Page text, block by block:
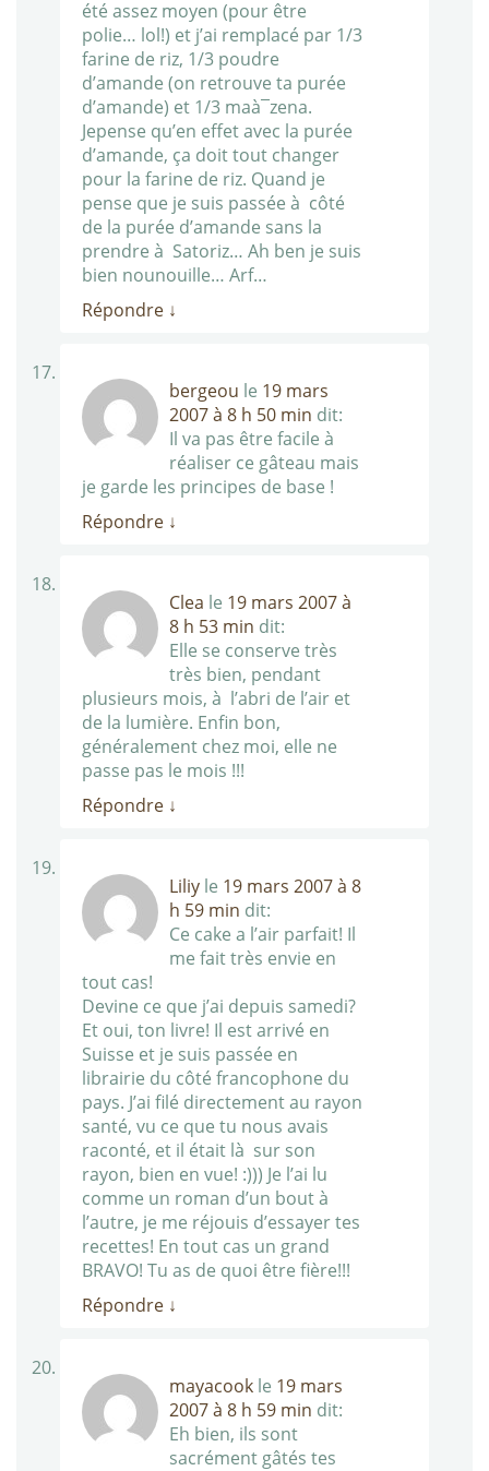
été assez moyen (pour être
polie… lol!) et j’ai remplacé par 1/3
farine de riz, 1/3 poudre
d’amande (on retrouve ta purée
d’amande) et 1/3 maà¯zena.
Jepense qu’en effet avec la purée
d’amande, ça doit tout changer
pour la farine de riz. Quand je
pense que je suis passée à côté
de la purée d’amande sans la
prendre à Satoriz… Ah ben je suis
bien nounouille… Arf…
Répondre ↓
bergeou le 19 mars
2007 à 8 h 50 min dit:
Il va pas être facile à
réaliser ce gâteau mais
je garde les principes de base !
Répondre ↓
Clea le 19 mars 2007 à
8 h 53 min dit:
Elle se conserve très
très bien, pendant
plusieurs mois, à l’abri de l’air et
de la lumière. Enfin bon,
généralement chez moi, elle ne
passe pas le mois !!!
Répondre ↓
Liliy le 19 mars 2007 à 8
h 59 min dit:
Ce cake a l’air parfait! Il
me fait très envie en
tout cas!
Devine ce que j’ai depuis samedi?
Et oui, ton livre! Il est arrivé en
Suisse et je suis passée en
librairie du côté francophone du
pays. J’ai filé directement au rayon
santé, vu ce que tu nous avais
raconté, et il était là sur son
rayon, bien en vue! :))) Je l’ai lu
comme un roman d’un bout à
l’autre, je me réjouis d’essayer tes
recettes! En tout cas un grand
BRAVO! Tu as de quoi être fière!!!
Répondre ↓
mayacook le 19 mars
2007 à 8 h 59 min dit:
Eh bien, ils sont
sacrément gâtés tes